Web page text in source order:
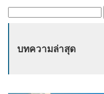
ค้
น
บทความล่าสุด